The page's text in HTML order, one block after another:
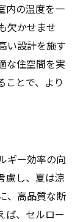
内の温度を一
欠かせませ
い設計を施す
な住空間を実
ことで、より
ギー効率の向
慮し、夏は涼
、高品質な断
ば、セルロー